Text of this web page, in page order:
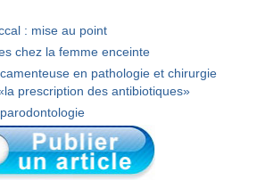
: mise au point
chez la femme enceinte
en pathologie et chirurgie
prescription des antibiotiques»